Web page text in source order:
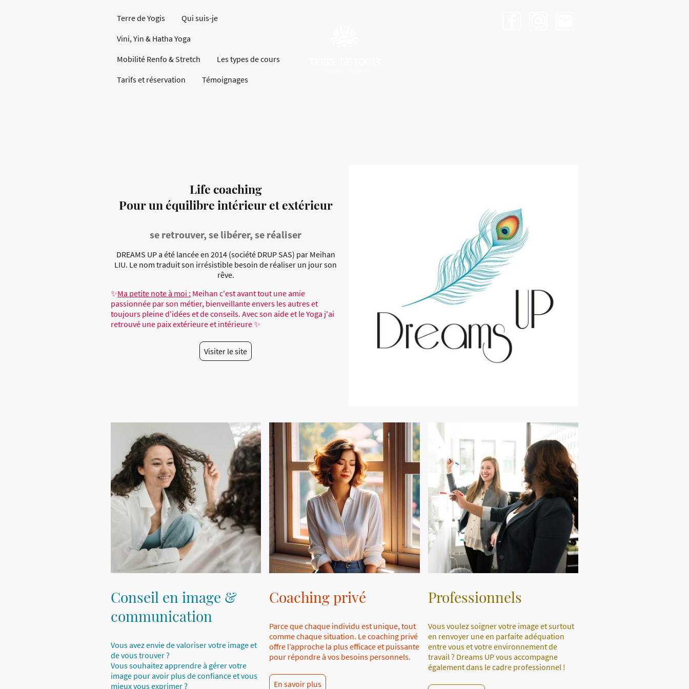
Terre de Yogis
Qui suis-je
Vini, Yin & Hatha Yoga
Mobilité Renfo & Stretch
Les types de cours
Tarifs et réservation
Témoignages
Life coaching
Pour un équilibre intérieur et extérieur
se retrouver, se libérer, se réaliser
DREAMS UP a été lancée en 2014 (société DRUP SAS) par Meihan
LIU. Le nom traduit son irrésistible besoin de réaliser un jour son
rêve.
✨Ma petite note à moi : Meihan c'est avant tout une amie
passionnée par son métier, bienveillante envers les autres et
toujours pleine d'idées et de conseils. Avec son aide et le Yoga j'ai
retrouvé une paix extérieure et intérieure ✨
Visiter le site
Conseil en image &
communication
Vous avez envie de valoriser votre image et
de vous trouver ?
Vous souhaitez apprendre à gérer votre
image pour avoir plus de confiance et vous
mieux vous exprimer ?
Coaching privé
Parce que chaque individu est unique, tout
comme chaque situation. Le coaching privé
offre l’approche la plus efficace et puissante
pour répondre à vos besoins personnels.
En savoir plus
Professionnels
Vous voulez soigner votre image et surtout
en renvoyer une en parfaite adéquation
entre vous et votre environnement de
travail ? Dreams UP vous accompagne
également dans le cadre professionnel !